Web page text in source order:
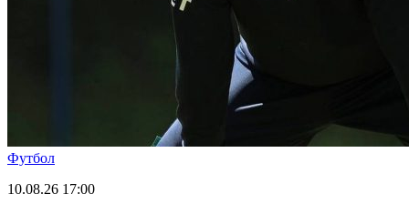
Футбол
10.08.26 17:00